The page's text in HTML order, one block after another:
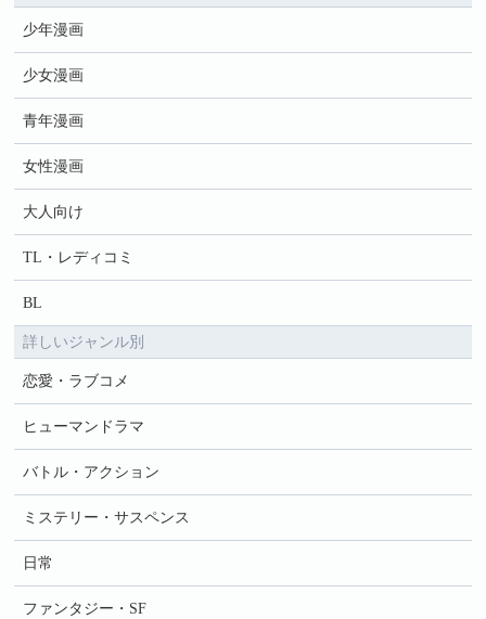
少年漫画
少女漫画
青年漫画
女性漫画
大人向け
TL・レディコミ
BL
詳しいジャンル別
恋愛・ラブコメ
ヒューマンドラマ
バトル・アクション
ミステリー・サスペンス
日常
ファンタジー・SF